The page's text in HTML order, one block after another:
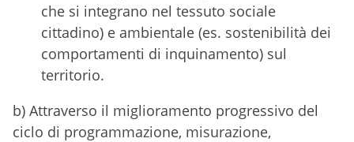
che si integrano nel tessuto sociale
cittadino) e ambientale (es. sostenibilità dei
comportamenti di inquinamento) sul
territorio.
b) Attraverso il miglioramento progressivo del
ciclo di programmazione, misurazione,